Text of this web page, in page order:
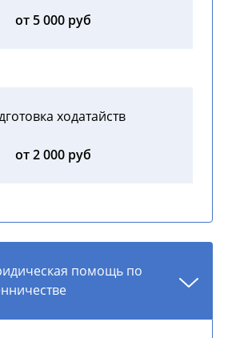
от 5 000 руб
ходатайств
от 2 000 руб
помощь по